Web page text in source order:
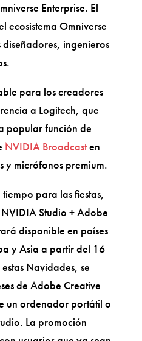
Enterprise. El
ecosistema Omniverse
ingenieros
para los creadores
a Logitech, que
popular función de
NVIDIA Broadcasten
y micrófonos premium.
para las fiestas,
Studio + Adobe
disponible en países
y Asia a partir del 16
Navidades, se
de Adobe Creative
un ordenador portátil o
La promoción